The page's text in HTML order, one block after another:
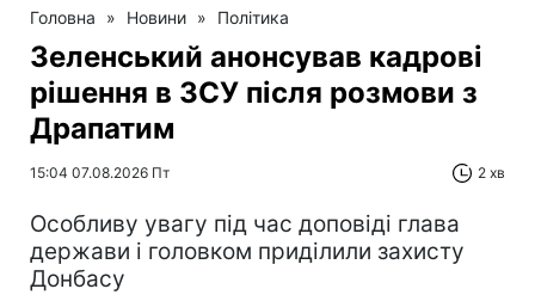
Головна » Новини » Політика
Зеленський анонсував кадрові
рішення в ЗСУ після розмови з
Драпатим
15:04 07.08.2026 Пт 2 хв
Особливу увагу під час доповіді глава
держави і головком приділили захисту
Донбасу